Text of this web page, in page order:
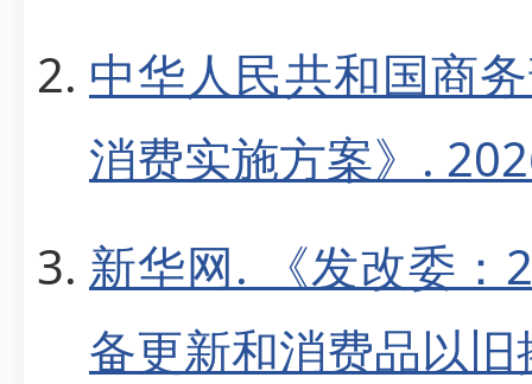
中华人民共和国商
消费实施方案》.
新华网. 《发改委：
备更新和消费品以